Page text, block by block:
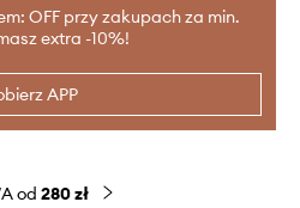
OFF przy zakupach za min.
extra -10%!
APP
od 280 zł